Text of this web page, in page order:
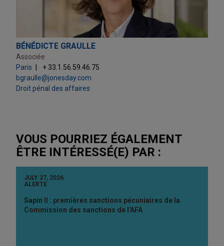
BÉNÉDICTE GRAULLE
Associée
Paris
+ 33.1.56.59.46.75
bgraulle@jonesday.com
Droit pénal des affaires
VOUS POURRIEZ ÉGALEMENT
ÊTRE INTÉRESSÉ(E) PAR :
JULY 27, 2026
ALERTE
Sapin II : premières sanctions pécuniaires de la
Commission des sanctions de l'AFA